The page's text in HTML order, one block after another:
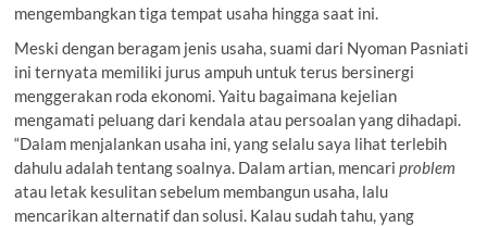
mengembangkan tiga tempat usaha hingga saat ini.
Meski dengan beragam jenis usaha, suami dari Nyoman Pasniati
ini ternyata memiliki jurus ampuh untuk terus bersinergi
menggerakan roda ekonomi. Yaitu bagaimana kejelian
mengamati peluang dari kendala atau persoalan yang dihadapi.
“Dalam menjalankan usaha ini, yang selalu saya lihat terlebih
dahulu adalah tentang soalnya. Dalam artian, mencariproblem
atau letak kesulitan sebelum membangun usaha, lalu
mencarikan alternatif dan solusi. Kalau sudah tahu, yang